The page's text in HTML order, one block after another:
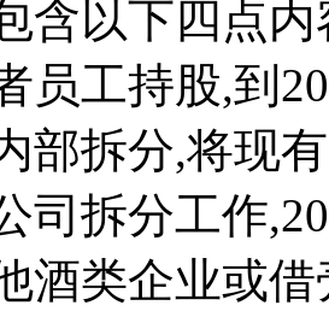
含以下四点
员工持股,到
部拆分,将现
司拆分工作
酒类企业或